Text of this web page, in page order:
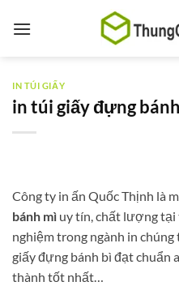
qua
IN TÚI GIẤY
in túi giấy đựng
Công ty in ấn Quốc Thịnh là
bánh mì uy tín, chất lượng tại
nghiệm trong ngành in
giấy đựng bánh bì đạt chuẩn
thành tốt nhất…